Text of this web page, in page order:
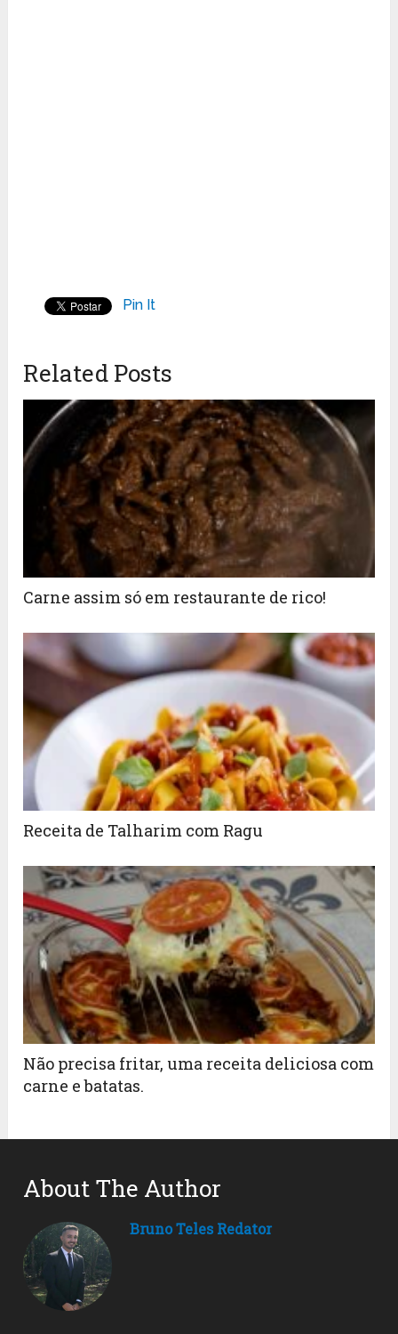
Pin It
Related Posts
Carne assim só em restaurante de rico!
Receita de Talharim com Ragu
Não precisa fritar, uma receita deliciosa com
carne e batatas.
About The Author
Bruno Teles Redator